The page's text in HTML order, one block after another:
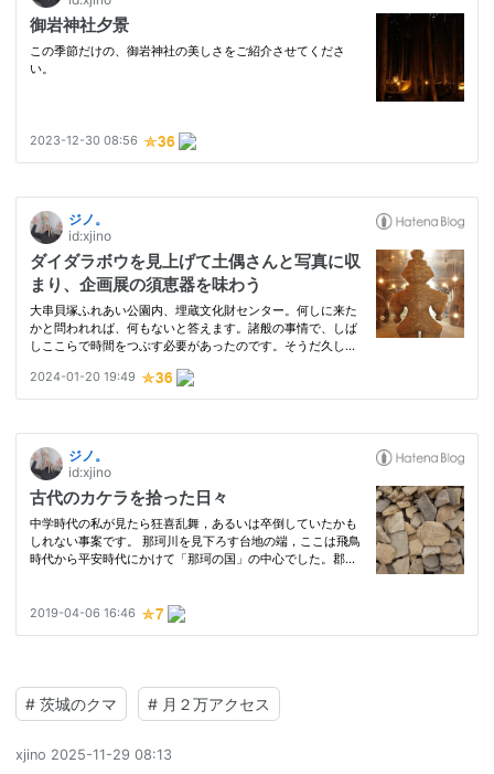
# 茨城のクマ # 月２万アクセス
xjino 2025-11-29 08:13